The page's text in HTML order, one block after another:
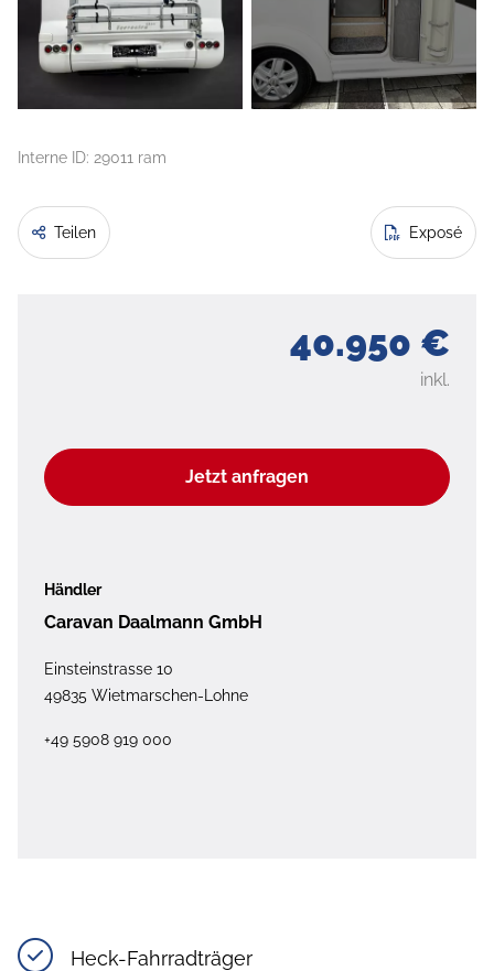
Interne ID: 29011 ram
Teilen Exposé
40.950 €
inkl.
Jetzt anfragen
Händler
Caravan Daalmann GmbH
Einsteinstrasse 10
49835 Wietmarschen-Lohne
+49 5908 919 000
Heck-Fahrradträger